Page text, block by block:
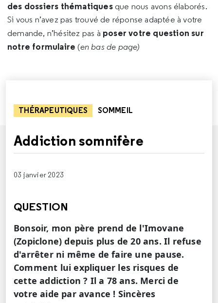
des dossiers thématiques que nous avons élaborés.
Si vous n’avez pas trouvé de réponse adaptée à votre
demande, n’hésitez pas à poser votre question sur
notre formulaire (en bas de page)
THÉRAPEUTIQUES SOMMEIL
Addiction somnifère
03 janvier 2023
QUESTION
Bonsoir, mon père prend de l'Imovane
(Zopiclone) depuis plus de 20 ans. Il refuse
d'arrêter ni même de faire une pause.
Comment lui expliquer les risques de
cette addiction ? Il a 78 ans. Merci de
votre aide par avance ! Sincères